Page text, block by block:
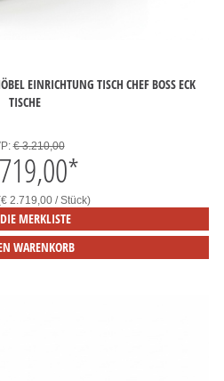
EINRICHTUNG TISCH CHEF BOSS ECK
TISCHE
€ 3.210,00
*
2.719,00 / Stück)
MERKLISTE
WARENKORB